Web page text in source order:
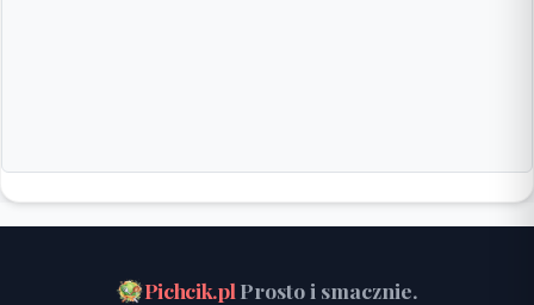
Pichcik.pl Prosto i smacznie.